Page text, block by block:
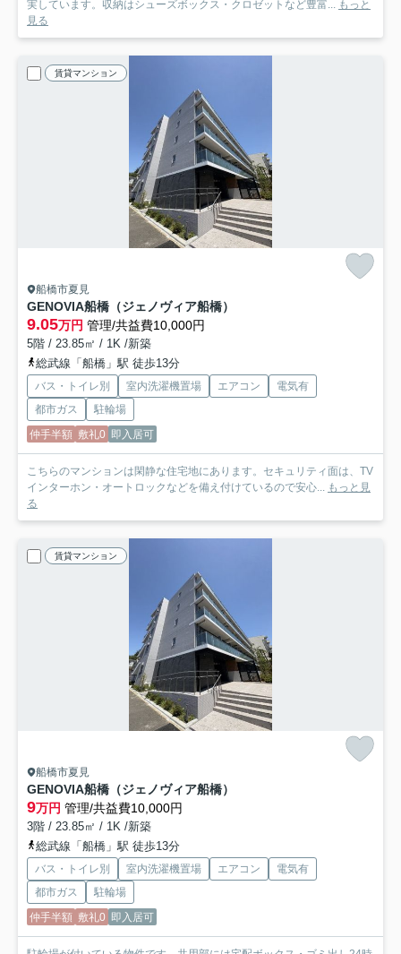
実しています。収納はシューズボックス・クロゼットなど豊富... もっと
見る
賃貸マンション
船橋市夏見
GENOVIA船橋（ジェノヴィア船橋）
9.05万円 管理/共益費10,000円
5階 / 23.85㎡ / 1K /新築
総武線「船橋」駅 徒歩13分
バス・トイレ別 室内洗濯機置場 エアコン
電気有
都市ガス
駐輪場
仲手半額 敷礼0 即入居可
こちらのマンションは閑静な住宅地にあります。セキュリティ面は、TV
インターホン・オートロックなどを備え付けているので安心... もっと見
る
賃貸マンション
船橋市夏見
GENOVIA船橋（ジェノヴィア船橋）
9万円 管理/共益費10,000円
3階 / 23.85㎡ / 1K /新築
総武線「船橋」駅 徒歩13分
バス・トイレ別 室内洗濯機置場 エアコン
電気有
都市ガス
駐輪場
仲手半額 敷礼0 即入居可